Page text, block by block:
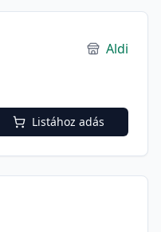
Aldi
Listához adás